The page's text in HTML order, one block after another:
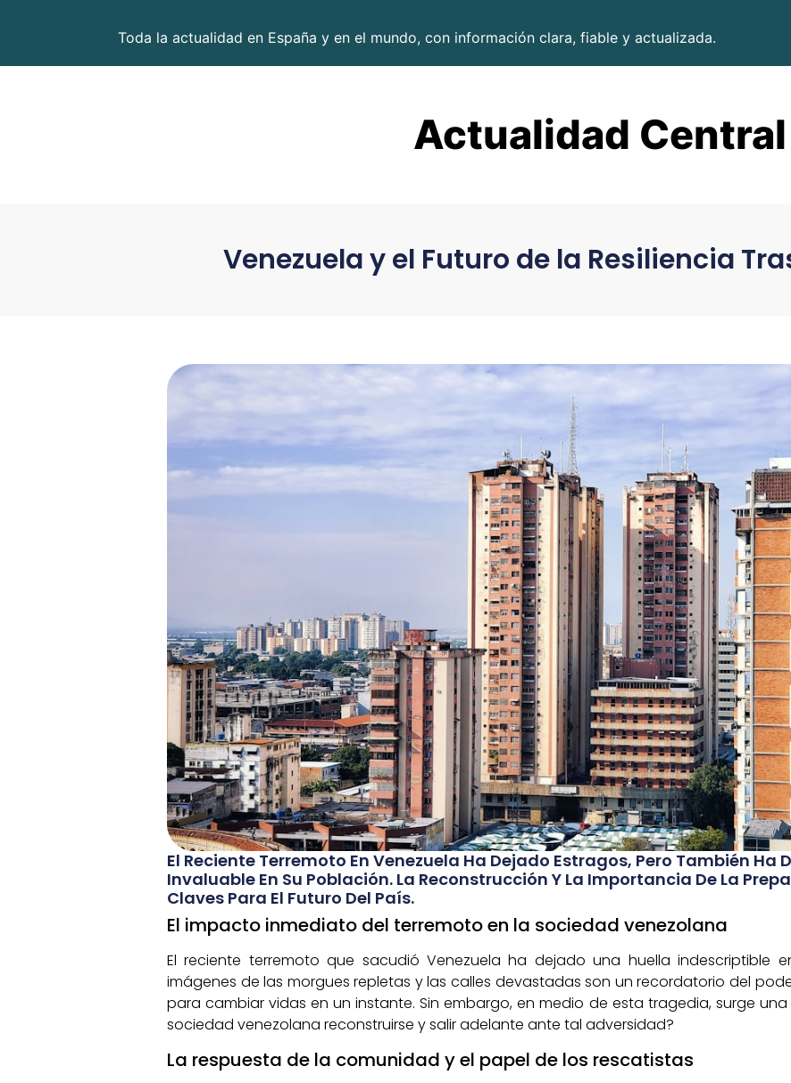
Toda la actualidad en España y en el mundo, con información clara, fiable y actualizada.
Actualidad Central
Venezuela y el Futuro de la Resiliencia
El Reciente Terremoto En Venezuela Ha Dejado Estragos, Pero También Ha
Invaluable En Su Población. La Reconstrucción Y La Importancia De La
Claves Para El Futuro Del País.
El impacto inmediato del terremoto en la sociedad venezolana
El reciente terremoto que sacudió Venezuela ha dejado una huella indescriptible
imágenes de las morgues repletas y las calles devastadas son un recordatorio del
para cambiar vidas en un instante. Sin embargo, en medio de esta tragedia, surge
sociedad venezolana reconstruirse y salir adelante ante tal adversidad?
La respuesta de la comunidad y el papel de los rescatistas